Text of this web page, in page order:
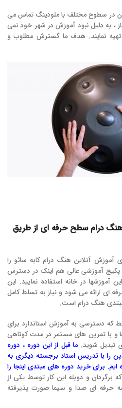
در سطوح مختلف با ملودینگ تماس می
، به دلیل نبود آموزش در شهر خود نمی
تهیه نمایند. هدف ما گسترش مطلوب و
درام سطح حرفه ای از طریق
آنلاین هنگ درام کابه سائو را
پکیج آموزشی عالی هم اینک در دسترس
آموزشها در خانه استفاده نمایید. این
ارائه می شود و نیاز به تسلط کامل
هنگ درام است.
که دسترسی به آموزش استاندارد برای
و با تمرین های مستمر در مدت کوتاهی
تبدیل شوید. ما قبل از این دوره ، دوره
با تدریس استاد برجسته دیگری به
ایم. برای خرید دوره های مبتدی اینجا را
برگردان و دوبله این کار توسط یکی از
حرفه ای صدا و سیما صورت پذیرفته